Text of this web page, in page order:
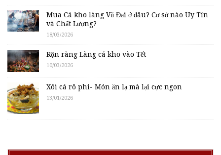
Mua Cá kho làng Vũ Đại ở đâu? Cơ sở nào Uy Tín
và Chất Lượng?
18/03/2026
Rộn ràng Làng cá kho vào Tết
10/03/2026
Xôi cá rô phi- Món ăn lạ mà lại cực ngon
13/01/2026